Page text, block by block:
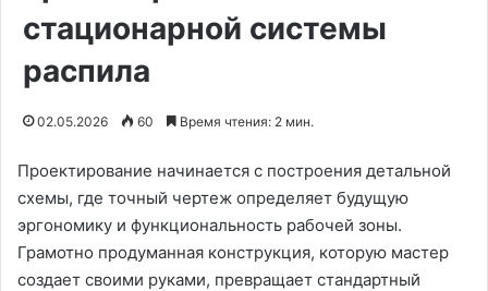
стационарной системы
распила
02.05.2026 60 Время чтения: 2 мин.
Проектирование начинается с построения детальной
схемы, где точный чертеж определяет будущую
эргономику и функциональность рабочей зоны.
Грамотно продуманная конструкция, которую мастер
создает своими руками, превращает стандартный